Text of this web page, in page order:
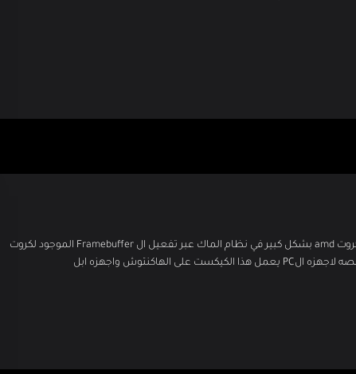
هذا الكيكست يقوم بتحسين اداء كروت amd بشكل كبير في نظام الماك عبر تفعيل ال Framebuffer الموجود لكروت